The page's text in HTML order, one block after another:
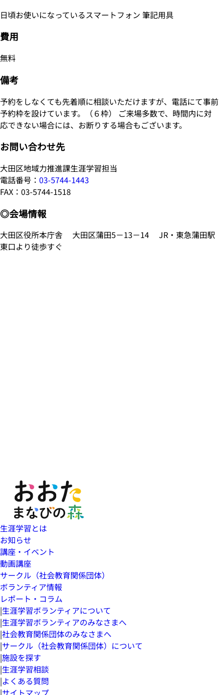
日頃お使いになっているスマートフォン 筆記用具
費用
無料
備考
予約をしなくても先着順に相談いただけますが、電話にて事前
予約枠を設けています。（６枠） ご来場多数で、時間内に対
応できない場合には、お断りする場合もございます。
お問い合わせ先
大田区地域力推進課生涯学習担当
電話番号： 03-5744-1443
FAX：03-5744-1518
◎会場情報
大田区役所本庁舎 大田区蒲田5－13－14 JR・東急蒲田駅
東口より徒歩すぐ
生涯学習とは
お知らせ
講座・イベント
動画講座
サークル（社会教育関係団体）
ボランティア情報
レポート・コラム
|生涯学習ボランティアについて
|生涯学習ボランティアのみなさまへ
|社会教育関係団体のみなさまへ
|サークル（社会教育関係団体）について
|施設を探す
|生涯学習相談
|よくある質問